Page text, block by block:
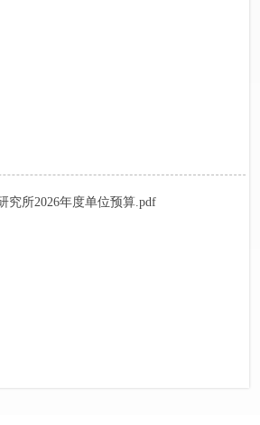
究所2026年度单位预算.pdf